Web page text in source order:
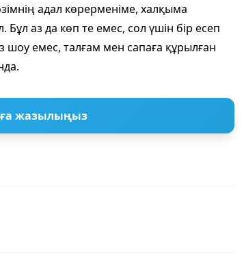
адал көрерменіме, халқымa
аз да көп те емес, сол үшін бір есеп
шоу емес, талғам мен сапаға құрылған
жазылыңыз